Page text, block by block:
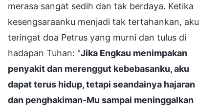
merasa sangat sedih dan tak berdaya. Ketika
kesengsaraanku menjadi tak tertahankan, aku
teringat doa Petrus yang murni dan tulus di
hadapan Tuhan: "Jika Engkau menimpakan
penyakit dan merenggut kebebasanku, aku
dapat terus hidup, tetapi seandainya hajaran
dan penghakiman-Mu sampai meninggalkan